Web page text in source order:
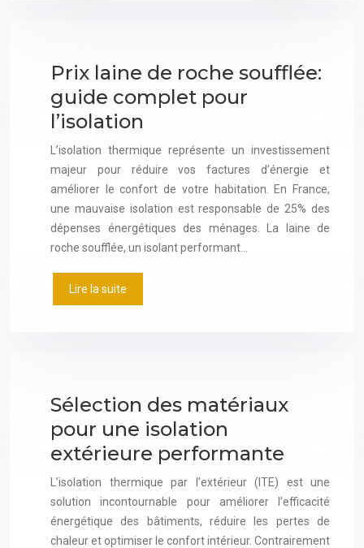
Prix laine de roche soufflée:
guide complet pour
l’isolation
L’isolation thermique représente un investissement
majeur pour réduire vos factures d’énergie et
améliorer le confort de votre habitation. En France,
une mauvaise isolation est responsable de 25% des
dépenses énergétiques des ménages. La laine de
roche soufflée, un isolant performant…
Lire la suite
Sélection des matériaux
pour une isolation
extérieure performante
L’isolation thermique par l’extérieur (ITE) est une
solution incontournable pour améliorer l’efficacité
énergétique des bâtiments, réduire les pertes de
chaleur et optimiser le confort intérieur. Contrairement